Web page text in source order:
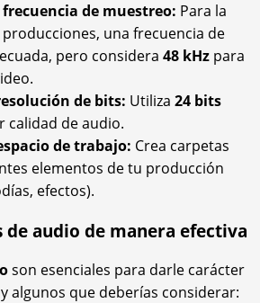
de muestreo: Para la
una frecuencia de
pero considera 48 kHz para
de bits: Utiliza 24 bits
calidad de audio.
de trabajo: Crea carpetas
elementos de tu producción
efectos).
de audio de manera efectiva
son esenciales para darle carácter
algunos que deberías considerar: